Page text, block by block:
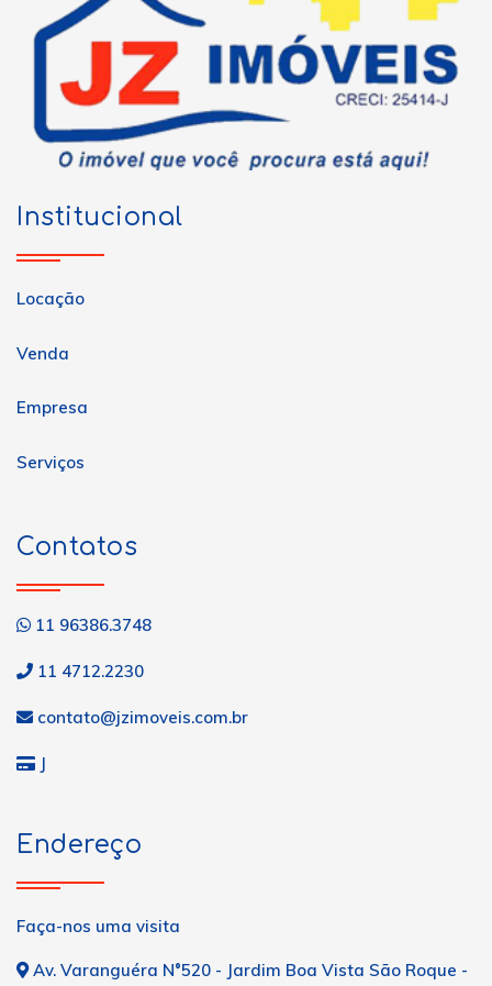
Institucional
Locação
Venda
Empresa
Serviços
Contatos
11 96386.3748
11 4712.2230
contato@jzimoveis.com.br
J
Endereço
Faça-nos uma visita
Av. Varanguéra N°520 - Jardim Boa Vista São Roque -